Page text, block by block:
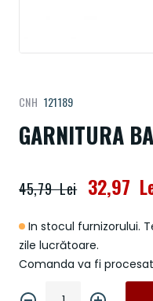
GARNITURA
CNH 121189
In stocul furnizorului.
zile lucrătoare.
Comanda va fi
32,97
45,79 Lei
la
începutul
galeriei
imagini